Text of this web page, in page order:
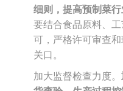
细则，提高预制菜行
要结合食品原料、
可，严格许可审查
关口。
加大监督检查力度。